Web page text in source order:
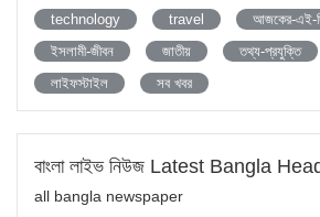
technology
travel
আজকের-এই-
ইসলামী-জীবন
জাতীয় তথ্য-প্রযুক্তি
লাইফস্টাইল
সব খবর
বাংলা লাইভ নিউজ Latest Bangla
all bangla newspaper